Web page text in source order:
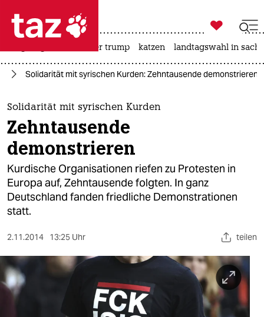
 taz zahl ich
taz zahl ich
themen
politik
öko
gesellschaft
kultur
sport
berlin
nord

taz zahl ich
usa unter trump katzen landtagswahl in
Solidarität mit syrischen Kurden: Zehntausende demonstrieren
Solidarität mit syrischen Kurden
Zehntausende
demonstrieren
Kurdische Organisationen riefen zu Protesten in
Europa auf, Zehntausende folgten. In ganz
Deutschland fanden friedliche Demonstrationen
statt.
2.11.2014 13:25 Uhr teilen